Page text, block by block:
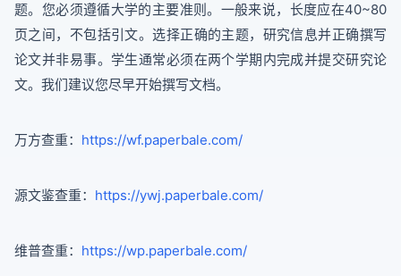
题。您必须遵循大学的主要准则。一般来说，长度应在40~80
页之间，不包括引文。选择正确的主题，研究信息并正确撰写
论文并非易事。学生通常必须在两个学期内完成并提交研究论
文。我们建议您尽早开始撰写文档。
万方查重： https://wf.paperbale.com/
源文鉴查重： https://ywj.paperbale.com/
维普查重： https://wp.paperbale.com/